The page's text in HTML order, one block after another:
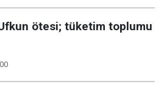
ötesi; tüketim toplumu